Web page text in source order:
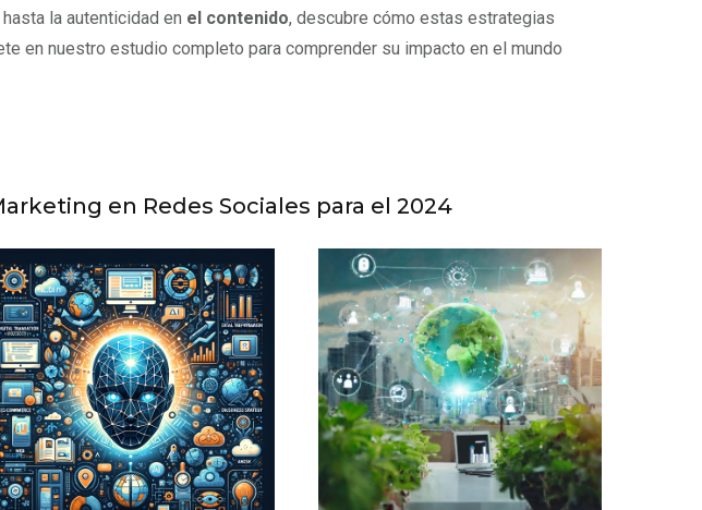
hasta la autenticidad en el contenido, descubre cómo estas estrategias
en nuestro estudio completo para comprender su impacto en el mundo
en Redes Sociales para el 2024